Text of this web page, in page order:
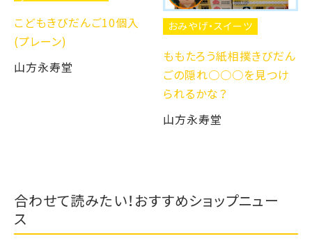
こどもきびだんご10個入
(プレーン)
山方永寿堂
おみやげ・スイーツ
ももたろう紙相撲きびだん
ごの隠れ○○○を見つけ
られるかな？
山方永寿堂
合わせて読みたい！おすすめショップニュー
ス